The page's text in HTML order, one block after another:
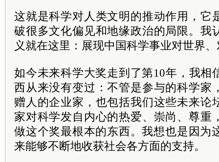
这就是科学对人类文明的推动作用，它
破很多文化偏见和地缘政治的局限。我
义就在这里：展现中国科学事业对世界
如今未来科学大奖走到了第10年，我相
西从来没有变过：不管是参与的科学家
赠人的企业家，也包括我们这些未来论
家对科学发自内心的热爱、崇尚、尊重
做这个奖最根本的东西。我想也是因为
来能够不断地收获社会各方面的支持。